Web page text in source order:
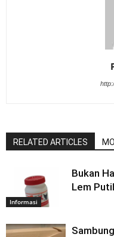
RELATED ARTICLES
Informasi
Bukan
Lem